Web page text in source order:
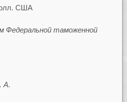
США
Федеральной таможенной
А.